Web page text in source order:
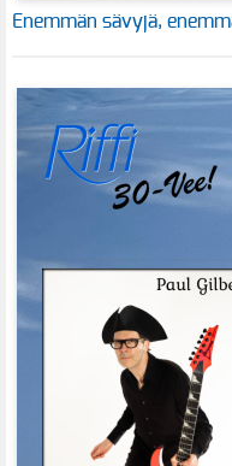
Enemmän sävyjä,